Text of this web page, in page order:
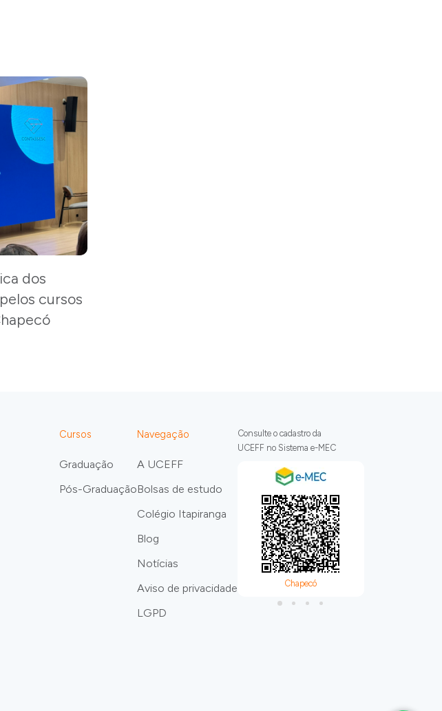
dos
cursos
Cursos
Graduação
Pós-Graduação
Navegação
A UCEFF
Bolsas de estudo
Colégio Itapiranga
Blog
Notícias
Aviso de privacidade
LGPD
Consulte o cadastro da
UCEFF no Sistema e-MEC
Chapecó